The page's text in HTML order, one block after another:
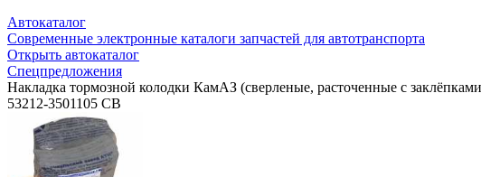
Автокаталог
Современные электронные каталоги запчастей для автотранспорта
Открыть автокаталог
Спецпредложения
Накладка тормозной колодки КамАЗ (сверленые, расточенные с
53212-3501105 СВ